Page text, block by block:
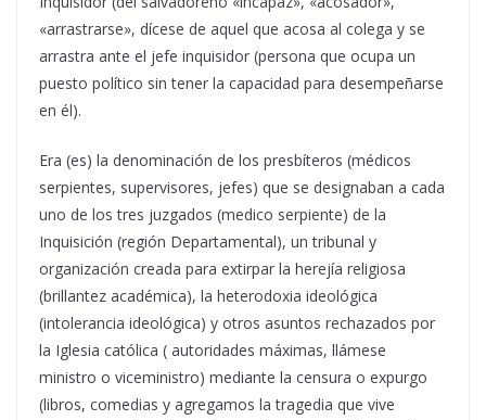
«arrastrarse», dícese de aquel que acosa al colega y se
arrastra ante el jefe inquisidor (persona que ocupa un
puesto político sin tener la capacidad para desempeñarse
en él).
Era (es) la denominación de los presbíteros (médicos
serpientes, supervisores, jefes) que se designaban a cada
uno de los tres juzgados (medico serpiente) de la
Inquisición (región Departamental), un tribunal y
organización creada para extirpar la herejía religiosa
(brillantez académica), la heterodoxia ideológica
(intolerancia ideológica) y otros asuntos rechazados por
la Iglesia católica ( autoridades máximas, llámese
ministro o viceministro) mediante la censura o expurgo
(libros, comedias y agregamos la tragedia que vive